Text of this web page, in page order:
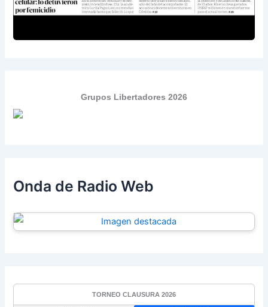
Grupos Libertadores 2026
Onda de Radio Web
TORNEO CLAUSURA 2026